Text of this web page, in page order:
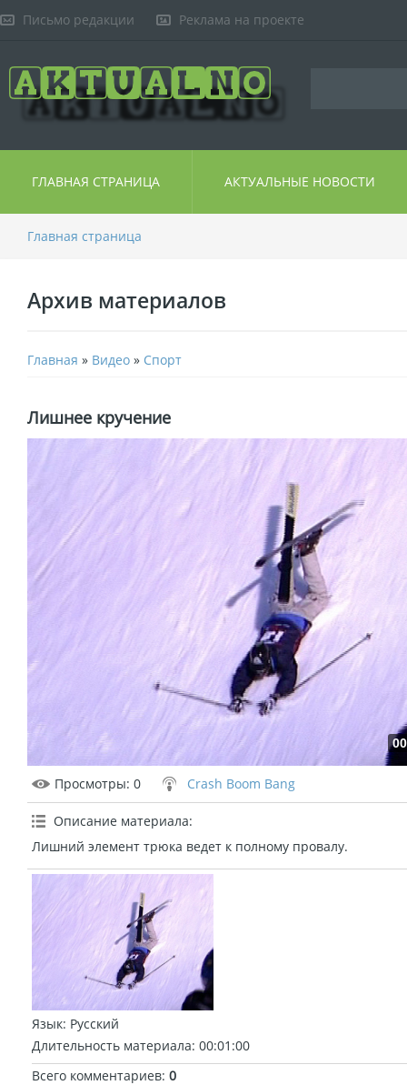
Письмо редакции Реклама на проекте
ГЛАВНАЯ СТРАНИЦА АКТУАЛЬНЫЕ НОВОСТИ
Главная страница
Архив материалов
Главная » Видео » Спорт
Лишнее кручение
Просмотры: 0 Crash Boom Bang
Описание материала:
Лишний элемент трюка ведет к полному провалу.
Язык: Русский
Длительность материала: 00:01:00
Всего комментариев: 0